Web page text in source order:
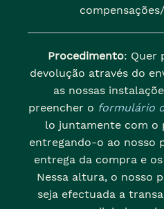
Procedimento: Quer
devolução através do
as nossas
preencher o formulário
lo juntamente com o
entregando-o ao nosso
entrega da compra e
Nessa altura, o nosso
seja efectuada a